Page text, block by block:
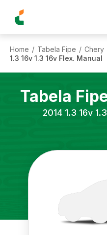
Home / Tabela Fipe / Chery
1.3 16v 1.3 16v Flex. Manual
Tabela
2014 1.3 16v